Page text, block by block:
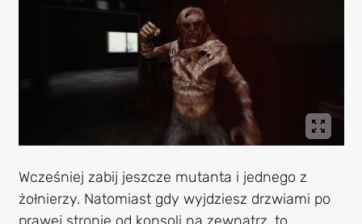
Wcześniej zabij jeszcze mutanta i jednego z
żołnierzy. Natomiast gdy wyjdziesz drzwiami po